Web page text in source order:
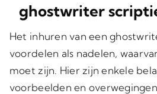
ghostwriter
Het inhuren van een
voordelen als nadelen,
moet zijn. Hier zijn enkele
voorbeelden en